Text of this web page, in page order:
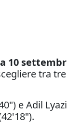
10
tra
e Adil